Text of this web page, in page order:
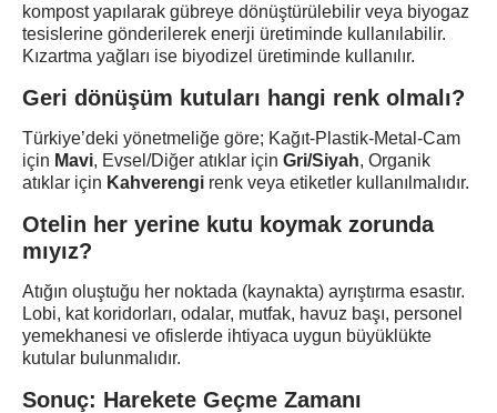
kompost yapılarak gübreye dönüştürülebilir veya biyogaz
tesislerine gönderilerek enerji üretiminde kullanılabilir.
Kızartma yağları ise biyodizel üretiminde kullanılır.
Geri dönüşüm kutuları hangi renk olmalı?
Türkiye’deki yönetmeliğe göre; Kağıt-Plastik-Metal-Cam
için Mavi, Evsel/Diğer atıklar için Gri/Siyah, Organik
atıklar için Kahverengi renk veya etiketler kullanılmalıdır.
Otelin her yerine kutu koymak zorunda
mıyız?
Atığın oluştuğu her noktada (kaynakta) ayrıştırma esastır.
Lobi, kat koridorları, odalar, mutfak, havuz başı, personel
yemekhanesi ve ofislerde ihtiyaca uygun büyüklükte
kutular bulunmalıdır.
Sonuç: Harekete Geçme Zamanı